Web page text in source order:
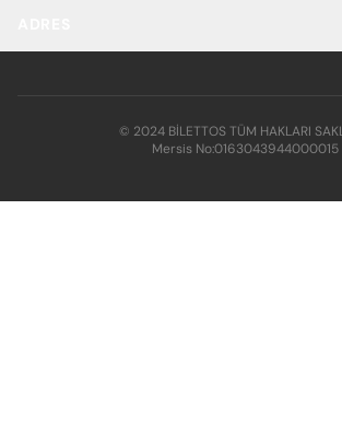
© 2024 BİLETTOS TÜM HAKLARI
Mersis No:0163043944000015